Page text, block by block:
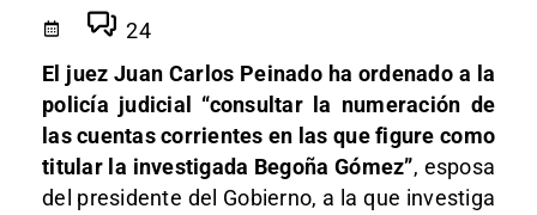
24
El juez Juan Carlos Peinado ha ordenado a la
policía judicial “consultar la numeración de
las cuentas corrientes en las que figure como
titular la investigada Begoña Gómez”, esposa
del presidente del Gobierno, a la que investiga